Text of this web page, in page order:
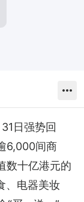
日强势回
6,000间商
数十亿港元的
、电器美妆